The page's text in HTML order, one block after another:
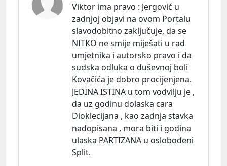
Viktor ima pravo : Jergović u
zadnjoj objavi na ovom Portalu
slavodobitno zaključuje, da se
NITKO ne smije miješati u rad
umjetnika i autorsko pravo i da
sudska odluka o duševnoj boli
Kovačića je dobro procijenjena.
JEDINA ISTINA u tom vodvilju je ,
da uz godinu dolaska cara
Dioklecijana , kao zadnja stavka
nadopisana , mora biti i godina
ulaska PARTIZANA u oslobođeni
Split.